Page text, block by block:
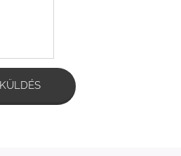
KÜLDÉS